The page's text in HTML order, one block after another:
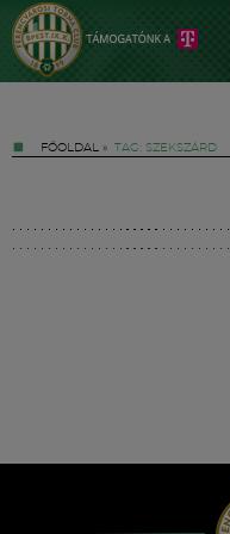
FŐOLDAL » TAG: SZEKSZÁRD
Hírek